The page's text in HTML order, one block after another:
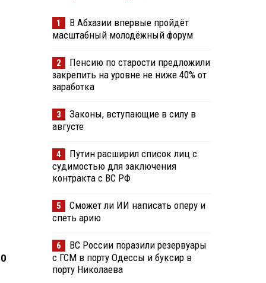
1
В Абхазии впервые пройдёт
масштабный молодёжный форум
2
Пенсию по старости предложили
закрепить на уровне не ниже 40% от
заработка
3
Законы, вступающие в силу в
августе
4
Путин расширил список лиц с
судимостью для заключения
контракта с ВС РФ
5
Сможет ли ИИ написать оперу и
спеть арию
6
ВС России поразили резервуары
с ГСМ в порту Одессы и буксир в
порту Николаева